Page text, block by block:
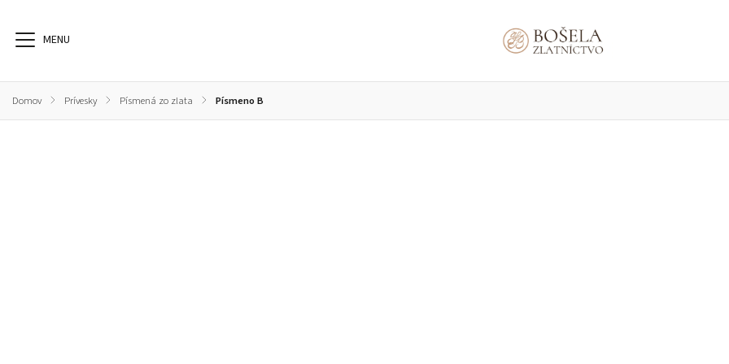
Domov / Prívesky / Písmená zo zlata / Písmeno B